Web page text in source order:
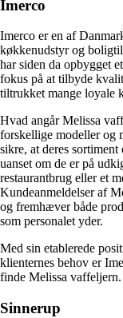
Imerco
Imerco er en af
køkkenudstyr og
har siden da opbygget
fokus på at tilbyde
tiltrukket mange loyale
Hvad angår Melissa
forskellige modeller og
sikre, at deres
uanset om de er på
restaurantbrug eller et
Kundeanmeldelser af
og fremhæver både
som personalet yder.
Med sin etablerede
klienternes behov er
finde Melissa vaffeljern.
Sinnerup